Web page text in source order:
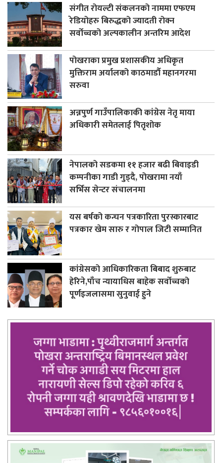
संगीत रोयल्टी संकलनको नाममा एफएम
रेडियोहरु बिरुद्धको ज्यादती रोक्न
सर्वोच्चको अल्पकालीन अन्तरिम आदेश
पोखराका प्रमुख प्रशासकीय अधिकृत
मुक्तिराम अर्यालको काठमाडौँ महानगरमा
सरुवा
अन्नपुर्ण गाउँपालिकाकी कांग्रेस नेतृ माया
अधिकारी समेतलाई पितृशोक
नेपालको सडकमा ११ हजार बढी बिवाइडी
कम्पनीका गाडी गुड्दै, पोखरामा नयाँ
सर्भिस सेन्टर संचालनमा
यस बर्षको कन्चन पत्रकारिता पुरस्कारबाट
पत्रकार खेम सारु र गोपाल जिटी सम्मानित
कांग्रेसको आधिकारिकता बिबाद शुरुबाट
हेरिने,पाँच न्यायाधिस बाहेक सर्वोच्चको
पूर्णइजलासमा सुनुवाई हुने